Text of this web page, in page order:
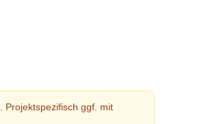
Projektspezifisch ggf. mit